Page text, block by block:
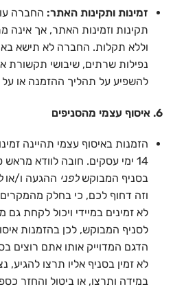
זמינות ותקינות האתר: החברה
תקינות וזמינות האתר, אך אינה
וללא תקלות. החברה לא תישא
נפילות שרתים, שיבושי תקשורת
להשפיע על תהליך ההזמנה או על
6. איסוף עצמי מהסניפים
הזמנות באיסוף עצמי תהיינה
14 ימי עסקים. חובה לוודא
בסניף המבוקשלפני ההגעה ו/או
וזה דחוף לכם, כי בחלק מהמקרים
לא זמינים במיידי ויכול לקחת
לסניף המבוקש, לכן בהזמנות
הדגם המדוייק אותו אתם רוצים
לא זמין בסניף אליו תרצו להגיע,
במידה ותרצו, או ביטול והחזר